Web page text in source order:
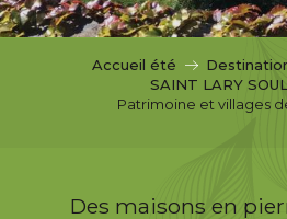
i
Accueil été
SAINT LARY
Patrimoine et villages
Des maisons en